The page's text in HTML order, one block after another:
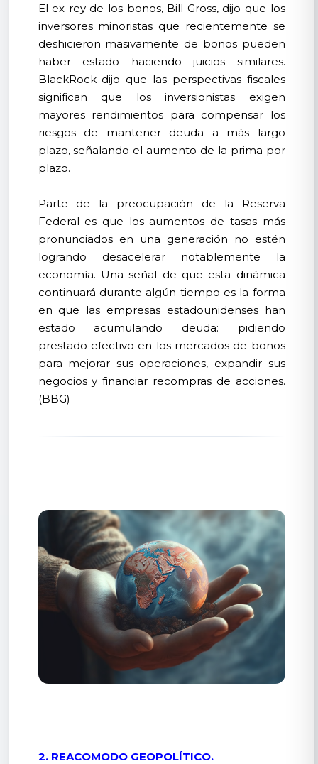
El ex rey de los bonos, Bill Gross, dijo que los
inversores minoristas que recientemente se
deshicieron masivamente de bonos pueden
haber estado haciendo juicios similares.
BlackRock dijo que las perspectivas fiscales
significan que los inversionistas exigen
mayores rendimientos para compensar los
riesgos de mantener deuda a más largo
plazo, señalando el aumento de la prima por
plazo.
Parte de la preocupación de la Reserva
Federal es que los aumentos de tasas más
pronunciados en una generación no estén
logrando desacelerar notablemente la
economía. Una señal de que esta dinámica
continuará durante algún tiempo es la forma
en que las empresas estadounidenses han
estado acumulando deuda: pidiendo
prestado efectivo en los mercados de bonos
para mejorar sus operaciones, expandir sus
negocios y financiar recompras de acciones.
(BBG)
2. REACOMODO GEOPOLÍTICO.